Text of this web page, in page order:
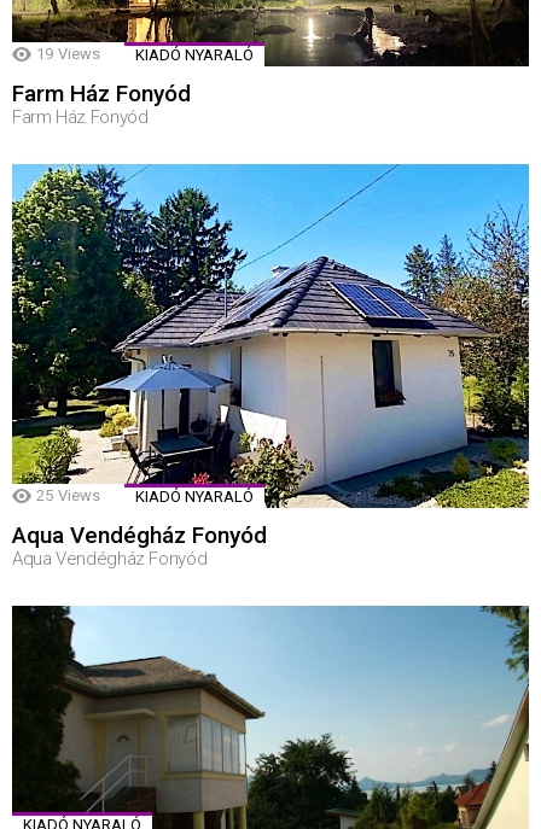
19 Views KIADÓ NYARALÓ
Farm Ház Fonyód
Farm Ház Fonyód
25 Views KIADÓ NYARALÓ
Aqua Vendégház Fonyód
Aqua Vendégház Fonyód
KIADÓ NYARALÓ